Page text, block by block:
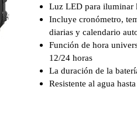
Luz LED para iluminar
Incluye cronómetro,
diarias y calendario
Función de hora
12/24 horas
La duración de la
Resistente al agua